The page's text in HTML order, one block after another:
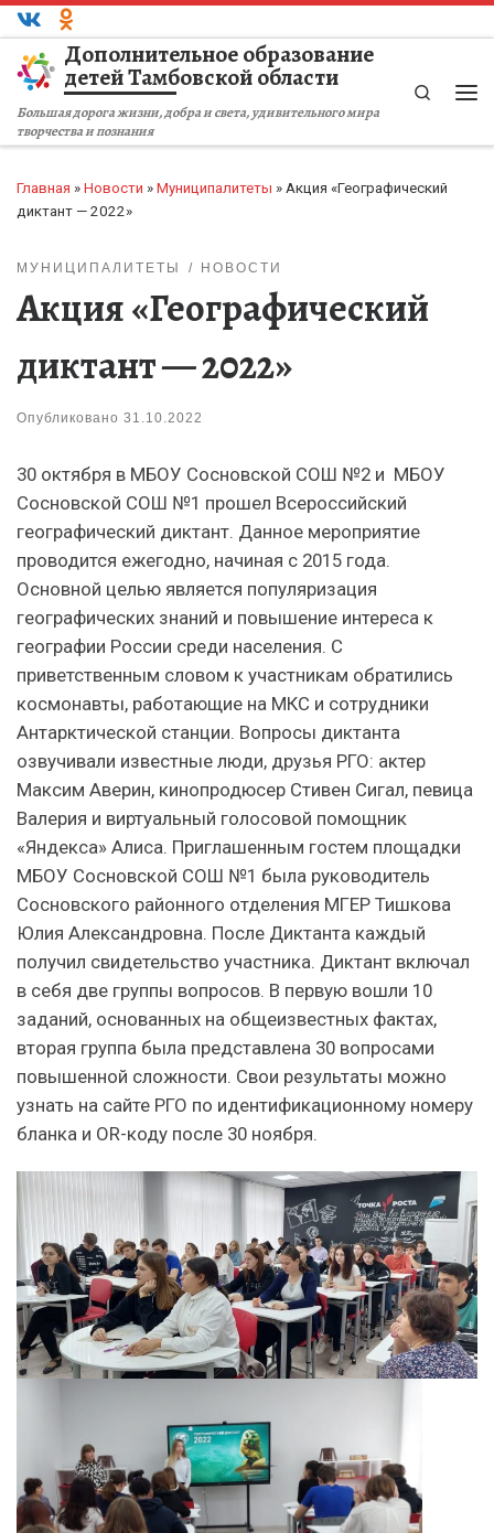
Перейти к содержимому
Дополнительное образование
детей Тамбовской области
Большая дорога жизни, добра и света, удивительного мира
творчества и познания
Search
Главная » Новости » Муниципалитеты » Акция «Географический
диктант — 2022»
МУНИЦИПАЛИТЕТЫ НОВОСТИ
Акция «Географический
диктант — 2022»
Опубликовано 31.10.2022
30 октября в МБОУ Сосновской СОШ №2 и МБОУ
Сосновской СОШ №1 прошел Всероссийский
географический диктант. Данное мероприятие
проводится ежегодно, начиная с 2015 года.
Основной целью является популяризация
географических знаний и повышение интереса к
географии России среди населения. С
приветственным словом к участникам обратились
космонавты, работающие на МКС и сотрудники
Антарктической станции. Вопросы диктанта
озвучивали известные люди, друзья РГО: актер
Максим Аверин, кинопродюсер Стивен Сигал, певица
Валерия и виртуальный голосовой помощник
«Яндекса» Алиса. Приглашенным гостем площадки
МБОУ Сосновской СОШ №1 была руководитель
Сосновского районного отделения МГЕР Тишкова
Юлия Александровна. После Диктанта каждый
получил свидетельство участника. Диктант включал
в себя две группы вопросов. В первую вошли 10
заданий, основанных на общеизвестных фактах,
вторая группа была представлена 30 вопросами
повышенной сложности. Свои результаты можно
узнать на сайте РГО по идентификационному номеру
бланка и ОR-коду после 30 ноября.